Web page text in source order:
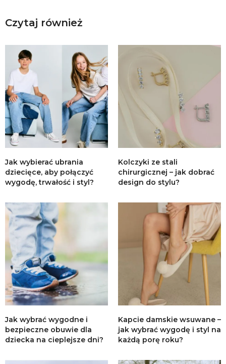
Czytaj również
Jak wybierać ubrania
dziecięce, aby połączyć
wygodę, trwałość i styl?
Kolczyki ze stali
chirurgicznej – jak dobrać
design do stylu?
Jak wybrać wygodne i
bezpieczne obuwie dla
dziecka na cieplejsze dni?
Kapcie damskie wsuwane –
jak wybrać wygodę i styl na
każdą porę roku?